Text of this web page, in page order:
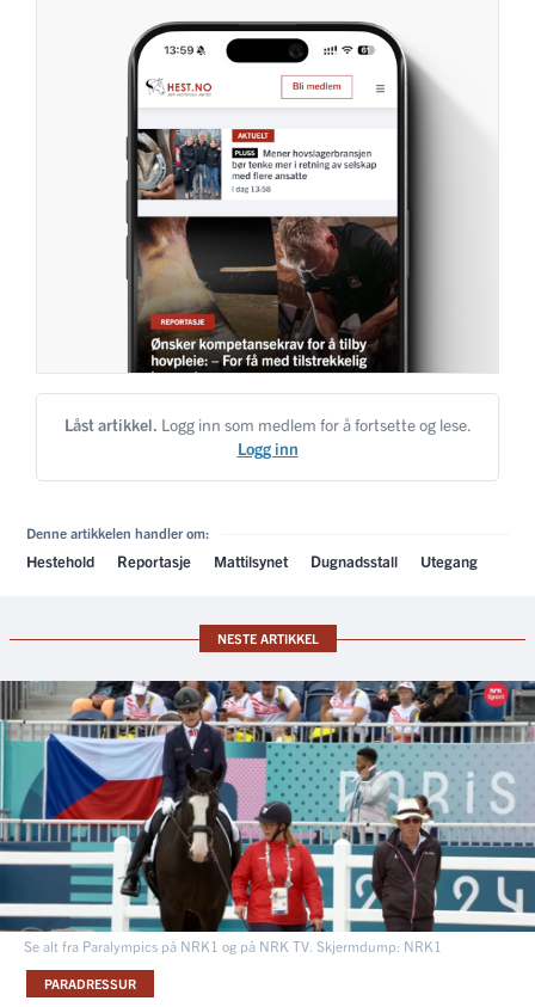
Låst artikkel. Logg inn som medlem for å fortsette og lese.
Logg inn
Denne artikkelen handler om:
Hestehold Reportasje Mattilsynet Dugnadsstall Utegang
NESTE ARTIKKEL
Se alt fra Paralympics på NRK1 og på NRK TV. Skjermdump: NRK1
PARADRESSUR